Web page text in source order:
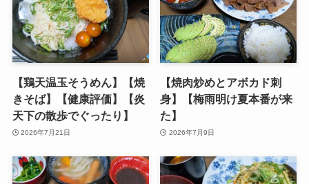
【鶏天温玉そうめん】【焼
きそば】【健康評価】【炎
天下の散歩でぐったり】
2026年7月21日
【焼肉炒めとアボカド刺
身】【梅雨明け夏本番が来
た】
2026年7月9日